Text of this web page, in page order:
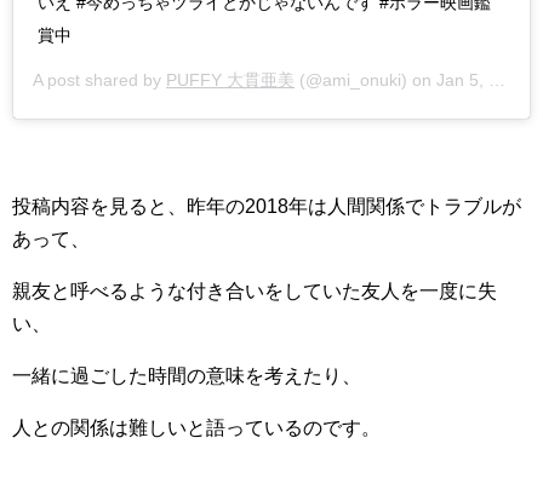
賞中
A post shared by PUFFY 大貫亜美 (@ami_onuki) on Jan 5, 2019 at 4:32am PST
投稿内容を見ると、昨年の2018年は人間関係でトラブルが
あって、
親友と呼べるような付き合いをしていた友人を一度に失
い、
一緒に過ごした時間の意味を考えたり、
人との関係は難しいと語っているのです。